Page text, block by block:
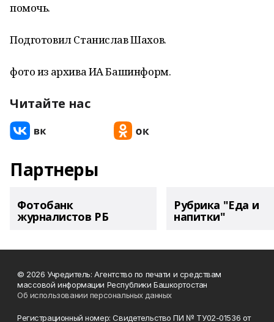
помочь.
Подготовил Станислав Шахов.
фото из архива ИА Башинформ.
Читайте нас
Партнеры
Фотобанк
журналистов РБ
Рубрика "Еда и
напитки"
© 2026 Учредитель: Агентство по печати и средствам
массовой информации Республики Башкортостан
Об использовании персональных данных
Регистрационный номер: Свидетельство ПИ № ТУ02-01536 от